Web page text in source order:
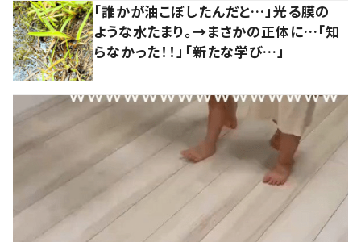
「誰かが油こぼしたんだと…」光る膜の
ような水たまり。→まさかの正体に…「知
らなかった！！」「新たな学び…」